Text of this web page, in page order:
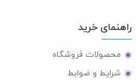
راهنمای خرید
محصولات فروشگاه
شرایط و ضوابط